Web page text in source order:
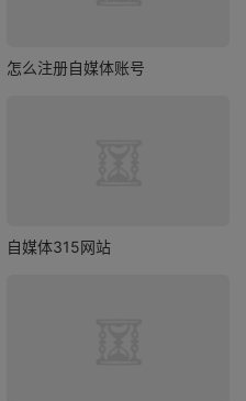
怎么注册自媒体账号
自媒体315网站